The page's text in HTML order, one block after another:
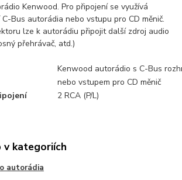
Kenwood. Pro připojení se využívá
Bus autorádia nebo vstupu pro CD měnič.
lze k autorádiu připojit další zdroj audio
přehrávač, atd.)
Kenwood autorádio s C-Bus
nebo vstupem pro CD měnič
2 RCA (P/L)
v kategoriích
autorádia